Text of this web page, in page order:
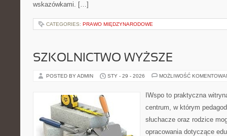
wskazówkami. […]
CATEGORIES: PRAWO MIĘDZYNARODOWE
SZKOLNICTWO WYŻSZE
POSTED BY ADMIN STY - 29 - 2026 MOŻLIWOŚĆ
IWspo to praktyczna
centrum, w którym
słuchacze oraz rodzice
opracowania dotyczące